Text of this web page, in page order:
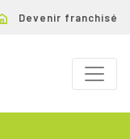
Devenir franchisé